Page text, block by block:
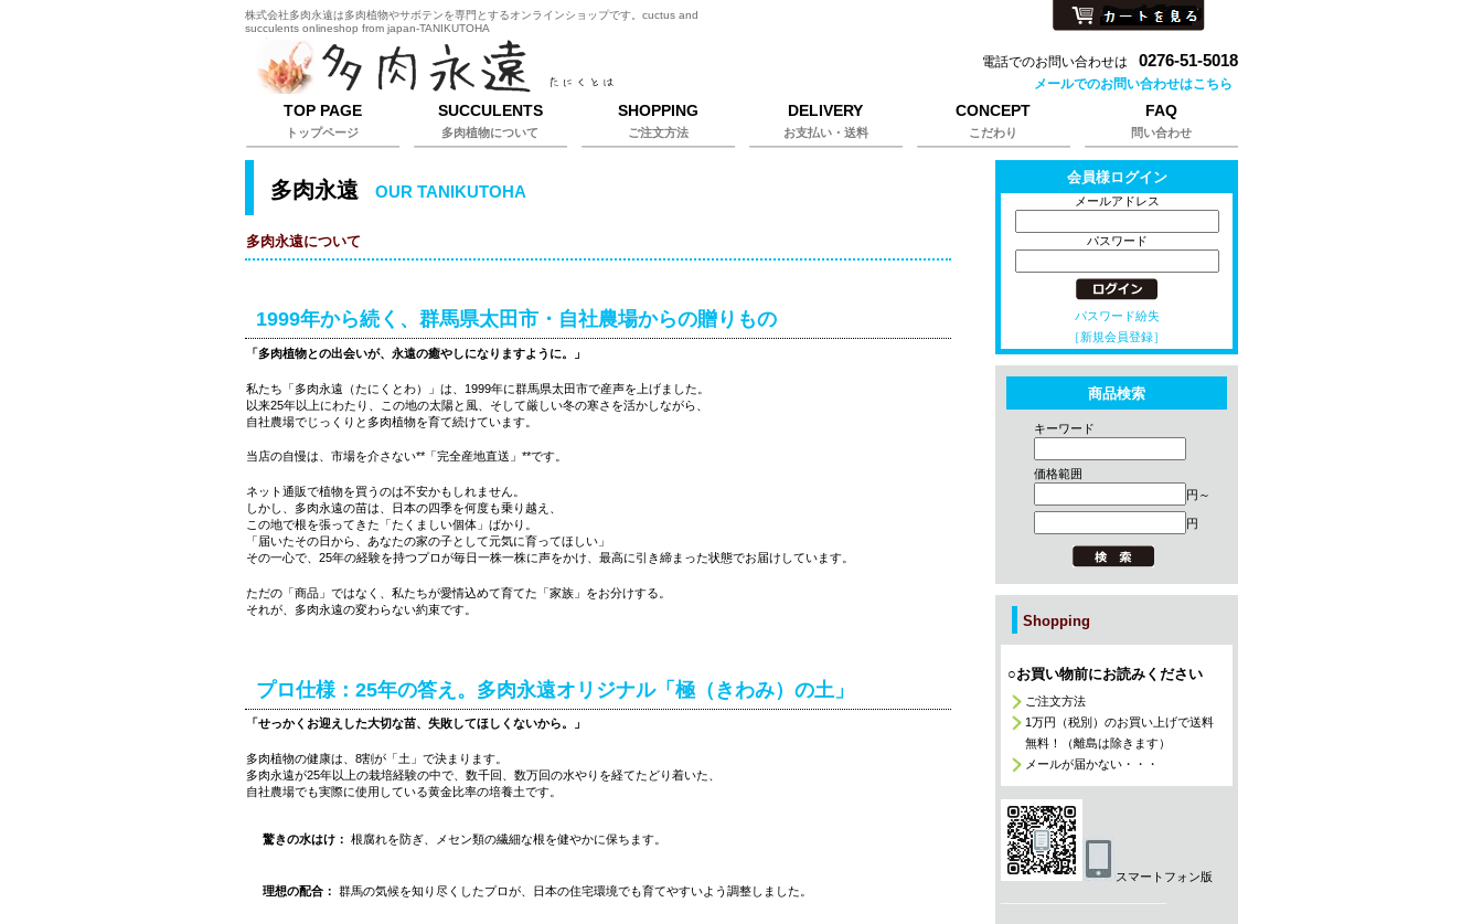
株式会社多肉永遠は多肉植物やサボテンを専門とするオンラインショップです。cuctus and
succulents onlineshop from japan-TANIKUTOHA
電話でのお問い合わせは 0276-51-5018
メールでのお問い合わせはこちら
多肉永遠 OUR TANIKUTOHA
多肉永遠について
1999年から続く、群馬県太田市・自社農場からの贈りもの
「多肉植物との出会いが、永遠の癒やしになりますように。」
私たち「多肉永遠（たにくとわ）」は、1999年に群馬県太田市で産声を上げました。
以来25年以上にわたり、この地の太陽と風、そして厳しい冬の寒さを活かしながら、
自社農場でじっくりと多肉植物を育て続けています。
当店の自慢は、市場を介さない**「完全産地直送」**です。
ネット通販で植物を買うのは不安かもしれません。
しかし、多肉永遠の苗は、日本の四季を何度も乗り越え、
この地で根を張ってきた「たくましい個体」ばかり。
「届いたその日から、あなたの家の子として元気に育ってほしい」
その一心で、25年の経験を持つプロが毎日一株一株に声をかけ、最高に引き締まった状態でお届けしています。
ただの「商品」ではなく、私たちが愛情込めて育てた「家族」をお分けする。
それが、多肉永遠の変わらない約束です。
プロ仕様：25年の答え。多肉永遠オリジナル「極（きわみ）の土」
「せっかくお迎えした大切な苗、失敗してほしくないから。」
多肉植物の健康は、8割が「土」で決まります。
多肉永遠が25年以上の栽培経験の中で、数千回、数万回の水やりを経てたどり着いた、
自社農場でも実際に使用している黄金比率の培養土です。
驚きの水はけ： 根腐れを防ぎ、メセン類の繊細な根を健やかに保ちます。
理想の配合： 群馬の気候を知り尽くしたプロが、日本の住宅環境でも育てやすいよう調整しました。
TOP PAGE
トップページ
SUCCULENTS
多肉植物について
SHOPPING
ご注文方法
DELIVERY
お支払い・送料
CONCEPT
こだわり
FAQ
問い合わせ
会員様ログイン
メールアドレス
パスワード
パスワード紛失
［新規会員登録］
商品検索
キーワード
価格範囲
円～
円
Shopping
○お買い物前にお読みください
ご注文方法
1万円（税別）のお買い上げで送料
無料！（離島は除きます）
メールが届かない・・・
スマートフォン版